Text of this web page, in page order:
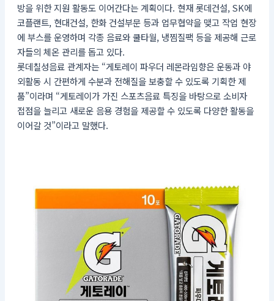
방을 위한 지원 활동도 이어간다는 계획이다. 현재 롯데건설, SK에
코플랜트, 현대건설, 한화 건설부문 등과 업무협약을 맺고 작업 현장
에 부스를 운영하며 각종 음료와 쿨타월, 냉찜질팩 등을 제공해 근로
자들의 체온 관리를 돕고 있다.
롯데칠성음료 관계자는 “게토레이 파우더 레몬라임향은 운동과 야
외활동 시 간편하게 수분과 전해질을 보충할 수 있도록 기획한 제
품”이라며 “게토레이가 가진 스포츠음료 특징을 바탕으로 소비자
접점을 늘리고 새로운 음용 경험을 제공할 수 있도록 다양한 활동을
이어갈 것”이라고 말했다.